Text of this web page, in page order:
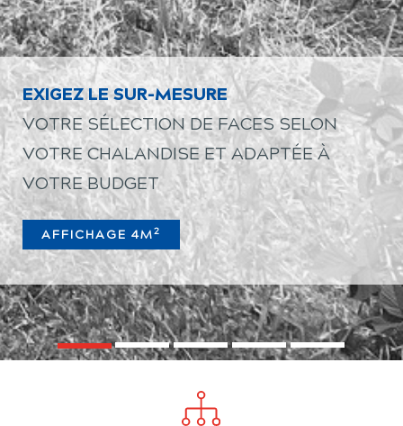
EXIGEZ LE SUR-MESURE
VOTRE SÉLECTION DE FACES SELON
VOTRE CHALANDISE ET ADAPTÉE À
VOTRE BUDGET
AFFICHAGE 4M2